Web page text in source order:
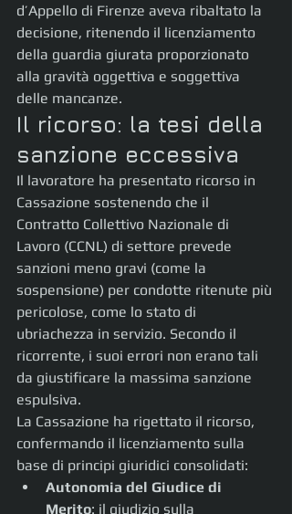
d’Appello di Firenze aveva ribaltato la
decisione, ritenendo il licenziamento
della guardia giurata proporzionato
alla gravità oggettiva e soggettiva
delle mancanze.
Il ricorso: la tesi della
sanzione eccessiva
Il lavoratore ha presentato ricorso in
Cassazione sostenendo che il
Contratto Collettivo Nazionale di
Lavoro (CCNL) di settore prevede
sanzioni meno gravi (come la
sospensione) per condotte ritenute più
pericolose, come lo stato di
ubriachezza in servizio. Secondo il
ricorrente, i suoi errori non erano tali
da giustificare la massima sanzione
espulsiva.
La Cassazione ha rigettato il ricorso,
confermando il licenziamento sulla
base di principi giuridici consolidati:
Autonomia del Giudice di
Merito: il giudizio sulla